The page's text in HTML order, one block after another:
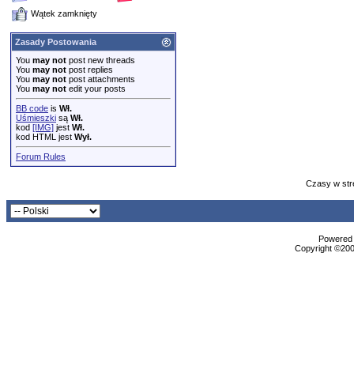
Wątek zamknięty
Zasady Postowania
You may not post new threads
You may not post replies
You may not post attachments
You may not edit your posts
BB code is Wł.
Uśmieszki są Wł.
kod [IMG] jest Wł.
kod HTML jest Wył.
Forum Rules
Czasy w
Copyright